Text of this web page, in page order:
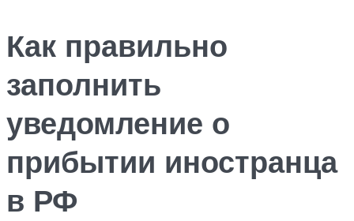
Как правильно
заполнить
уведомление о
прибытии иностранца
в РФ